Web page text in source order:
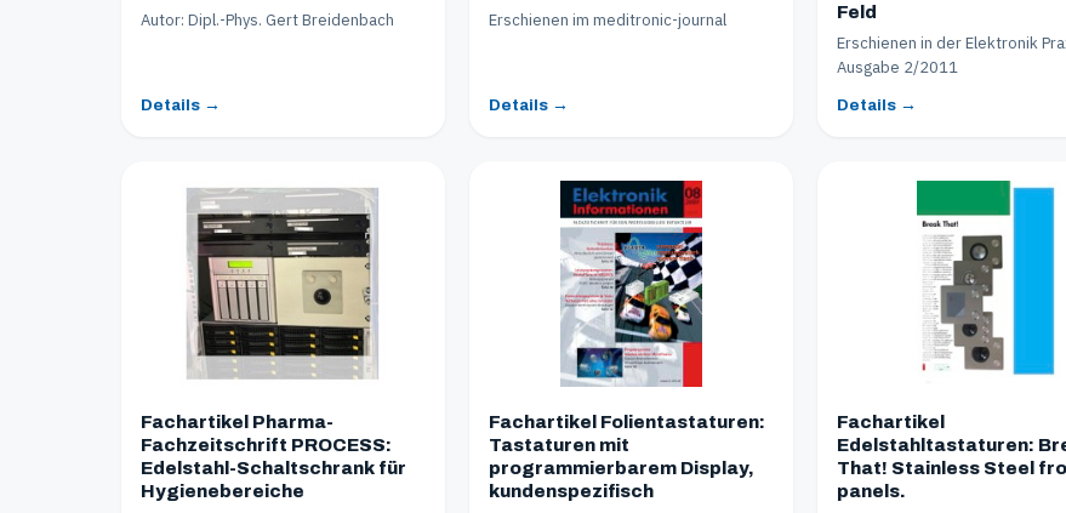
Autor: Dipl.-Phys. Gert Breidenbach
Details →
Erschienen im meditronic-journal
Details →
Feld
Erschienen in der Elektronik
Ausgabe 2/2011
Details →
Fachartikel Pharma-
Fachzeitschrift PROCESS:
Edelstahl-Schaltschrank für
Hygienebereiche
Fachartikel Folientastaturen:
Tastaturen mit
programmierbarem Display,
kundenspezifisch
Fachartikel
Edelstahltastaturen:
That! Stainless Steel
panels.